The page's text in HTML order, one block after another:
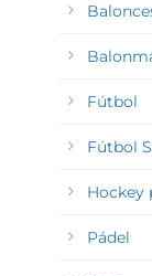
Fútbol
Fútbol
Hockey
Pádel